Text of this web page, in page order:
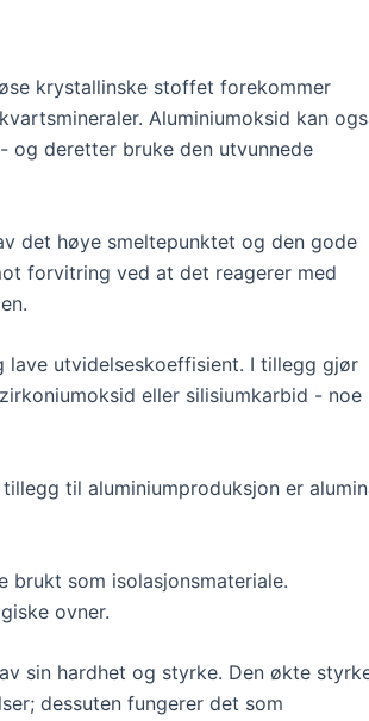
krystallinske stoffet forekommer
Aluminiumoksid kan
og deretter bruke den utvunnede
det høye smeltepunktet og den gode
forvitring ved at det reagerer med
lave utvidelseskoeffisient. I tillegg gjør
eller silisiumkarbid - noe
til aluminiumproduksjon er
brukt som isolasjonsmateriale.
ovner.
sin hardhet og styrke. Den økte
dessuten fungerer det som